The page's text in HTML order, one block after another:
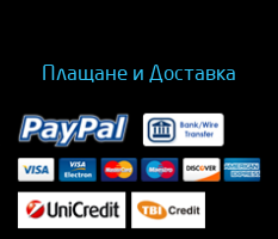
Плащане и Доставка